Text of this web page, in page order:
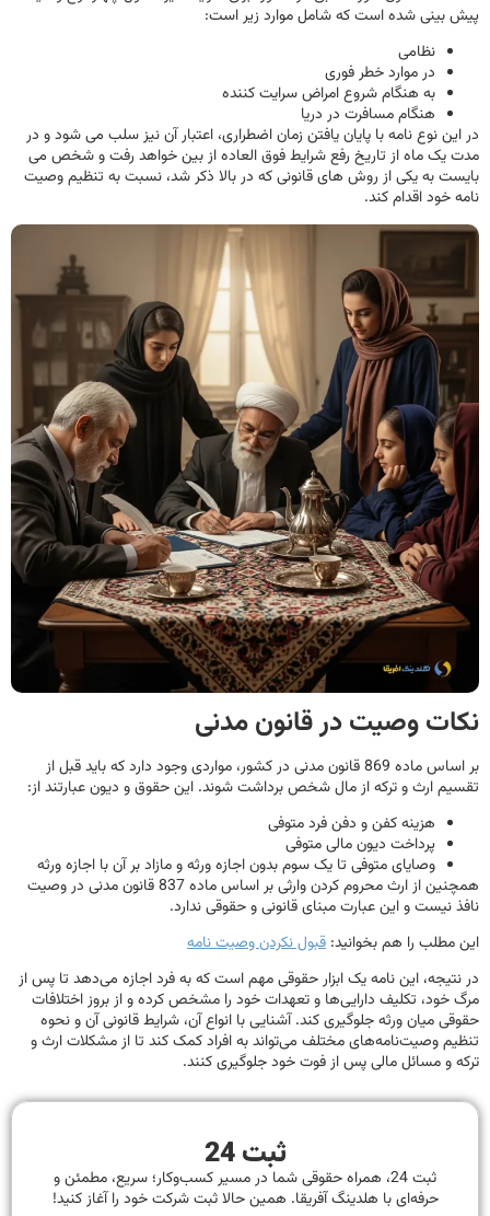
پیش بینی شده است که شامل موارد زیر است:
نظامی
در موارد خطر فوری
به هنگام شروع امراض سرایت کننده
هنگام مسافرت در دریا
در این نوع نامه با پایان یافتن زمان اضطراری، اعتبار آن نیز سلب می شود و در
مدت یک ماه از تاریخ رفع شرایط فوق العاده از بین خواهد رفت و شخص می
بایست به یکی از روش های قانونی که در بالا ذکر شد، نسبت به تنظیم وصیت
نامه خود اقدام کند.
نکات وصیت در قانون مدنی
بر اساس ماده 869 قانون مدنی در کشور، مواردی وجود دارد که باید قبل از
تقسیم ارث و ترکه از مال شخص برداشت شوند. این حقوق و دیون عبارتند از:
هزینه کفن و دفن فرد متوفی
پرداخت دیون مالی متوفی
وصایای متوفی تا یک سوم بدون اجازه ورثه و مازاد بر آن با اجازه ورثه
همچنین از ارث محروم کردن وارثی بر اساس ماده 837 قانون مدنی در وصیت
نافذ نیست و این عبارت مبنای قانونی و حقوقی ندارد.
این مطلب را هم بخوانید: قبول نکردن وصیت نامه
در نتیجه، این نامه یک ابزار حقوقی مهم است که به فرد اجازه می‌دهد تا پس از
مرگ خود، تکلیف دارایی‌ها و تعهدات خود را مشخص کرده و از بروز اختلافات
حقوقی میان ورثه جلوگیری کند. آشنایی با انواع آن، شرایط قانونی آن و نحوه
تنظیم وصیت‌نامه‌های مختلف می‌تواند به افراد کمک کند تا از مشکلات ارث و
ترکه و مسائل مالی پس از فوت خود جلوگیری کنند.
ثبت 24
ثبت 24، همراه حقوقی شما در مسیر کسب‌وکار؛ سریع، مطمئن و
حرفه‌ای با هلدینگ آفریقا. همین حالا ثبت شرکت خود را آغاز کنید!